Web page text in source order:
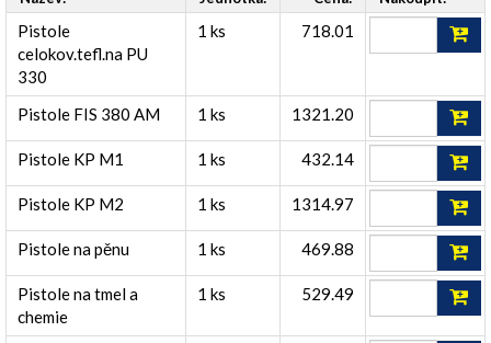
Pistole
celokov.tefl.na PU
330
1 ks 718.01
Pistole FIS 380 AM 1 ks 1321.20
Pistole KP M1 1 ks 432.14
Pistole KP M2 1 ks 1314.97
Pistole na pěnu 1 ks 469.88
Pistole na tmel a
chemie
1 ks 529.49